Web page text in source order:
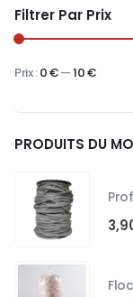
choisies
la
du
Filtrer Par Prix
Prix :0 €—10 €
PRODUITS DU